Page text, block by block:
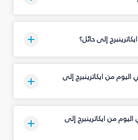
إلى حائل؟
من ايكاترينبرج إلى
من ايكاترينبرج إلى